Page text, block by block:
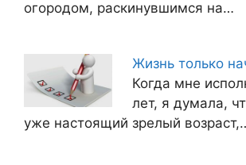
огородом, раскинувшимся на…
Жизнь только
Когда мне
лет, я думала,
уже настоящий зрелый